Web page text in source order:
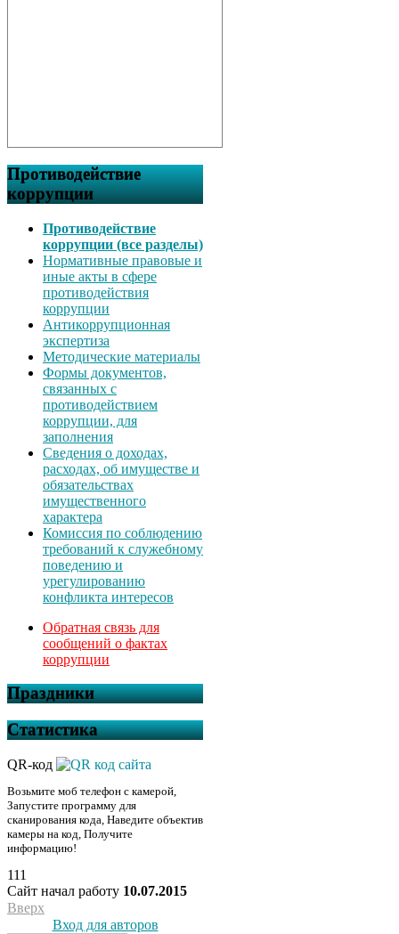
Противодействие
коррупции
Противодействие
коррупции (все разделы)
Нормативные правовые и
иные акты в сфере
противодействия
коррупции
Антикоррупционная
экспертиза
Методические материалы
Формы документов,
связанных с
противодействием
коррупции, для
заполнения
Сведения о доходах,
расходах, об имуществе и
обязательствах
имущественного
характера
Комиссия по соблюдению
требований к служебному
поведению и
урегулированию
конфликта интересов
Обратная связь для
сообщений о фактах
коррупции
Праздники
Статистика
QR-код
Возьмите моб телефон с камерой,
Запустите программу для
сканирования кода, Наведите объектив
камеры на код, Получите
информацию!
111
Сайт начал работу 10.07.2015
Вверх
Вход для авторов